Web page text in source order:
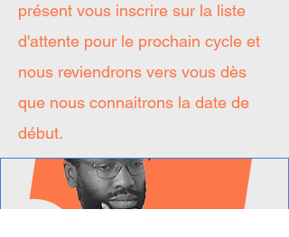
présent vous inscrire sur la liste
d'attente pour le prochain cycle et
nous reviendrons vers vous dès
que nous connaitrons la date de
début.